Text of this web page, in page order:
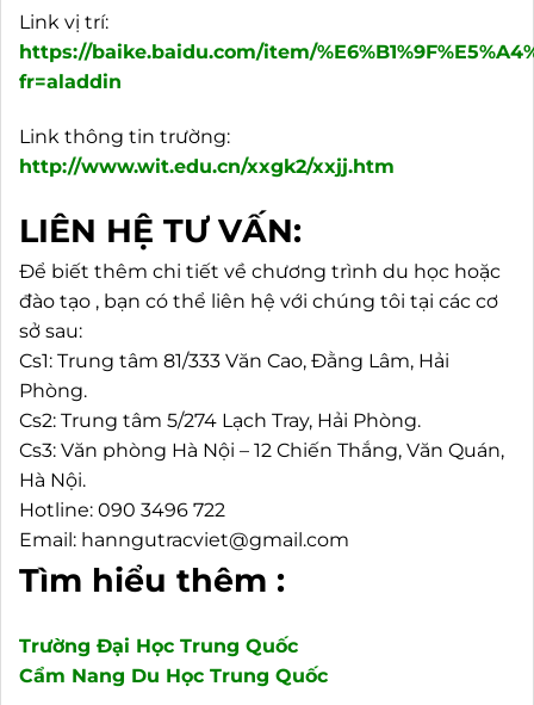
Link vị trí:
https://baike.baidu.com/item/
fr=aladdin
Link thông tin trường:
http://www.wit.edu.cn/xxgk2/xxjj.htm
LIÊN HỆ TƯ VẤN:
Để biết thêm chi tiết về chương trình du học hoặc
đào tạo , bạn có thể liên hệ với chúng tôi tại các cơ
sở sau:
Cs1: Trung tâm 81/333 Văn Cao, Đằng Lâm, Hải
Phòng.
Cs2: Trung tâm 5/274 Lạch Tray, Hải Phòng.
Cs3: Văn phòng Hà Nội – 12 Chiến Thắng, Văn Quán,
Hà Nội.
Hotline: 090 3496 722
Email: hanngutracviet@gmail.com
Tìm hiểu thêm :
Trường Đại Học Trung Quốc
Cẩm Nang Du Học Trung Quốc